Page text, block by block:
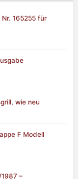
165255 für
wie neu
F Modell
1987 –